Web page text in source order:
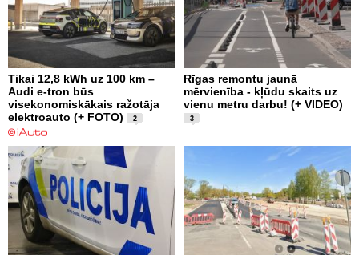
Tikai 12,8 kWh uz 100 km –
Audi e-tron būs
visekonomiskākais ražotāja
elektroauto (+ FOTO)
2
Rīgas remontu jaunā
mērvienība - kļūdu skaits uz
vienu metru darbu! (+ VIDEO)
3